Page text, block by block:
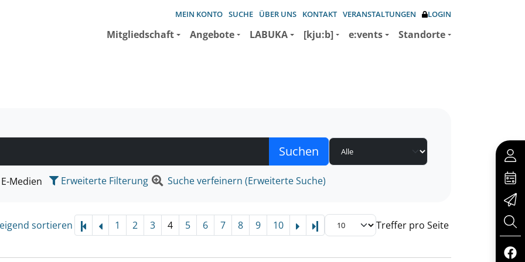
MEIN KONTO SUCHE ÜBER UNS KONTAKT VERANSTALTUNGEN LOGIN
Mitgliedschaft Angebote LABUKA [kju:b] e:vents Standorte
suchen wollen.
E-Medien Erweiterte Filterung Suche verfeinern (Erweiterte Suche)
sortieren 1 2 3 4 5 6 7 8 9 10 Letzte Seite Treffer pro Seite